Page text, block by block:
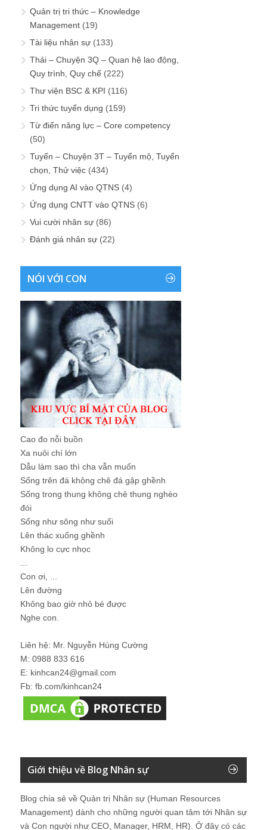
Quản trị tri thức – Knowledge
Management (19)
Tài liệu nhân sự (133)
Thải – Chuyện 3Q – Quan hệ lao động,
Quy trình, Quy chế (222)
Thư viện BSC & KPI (116)
Tri thức tuyển dụng (159)
Từ điển năng lực – Core competency
(50)
Tuyển – Chuyện 3T – Tuyển mộ, Tuyển
chọn, Thử việc (434)
Ứng dụng AI vào QTNS (4)
Ứng dụng CNTT vào QTNS (6)
Vui cười nhân sự (86)
Đánh giá nhân sự (22)
NÓI VỚI CON
Cao đo nỗi buồn
Xa nuôi chí lớn
Dẫu làm sao thì cha vẫn muốn
Sống trên đá không chê đá gập ghềnh
Sống trong thung không chê thung nghèo
đói
Sống như sông như suối
Lên thác xuống ghềnh
Không lo cực nhọc
Con ơi, ...
Lên đường
Không bao giờ nhỏ bé được
Nghe con.
Liên hệ: Mr. Nguyễn Hùng Cường
M: 0988 833 616
E: kinhcan24@gmail.com
Fb: fb.com/kinhcan24
Giới thiệu về Blog Nhân sự
Blog chia sẻ về Quản trị Nhân sự (Human Resources
Management) dành cho những người quan tâm tới Nhân sự
và Con người như CEO, Manager, HRM, HR). Ở đây có các